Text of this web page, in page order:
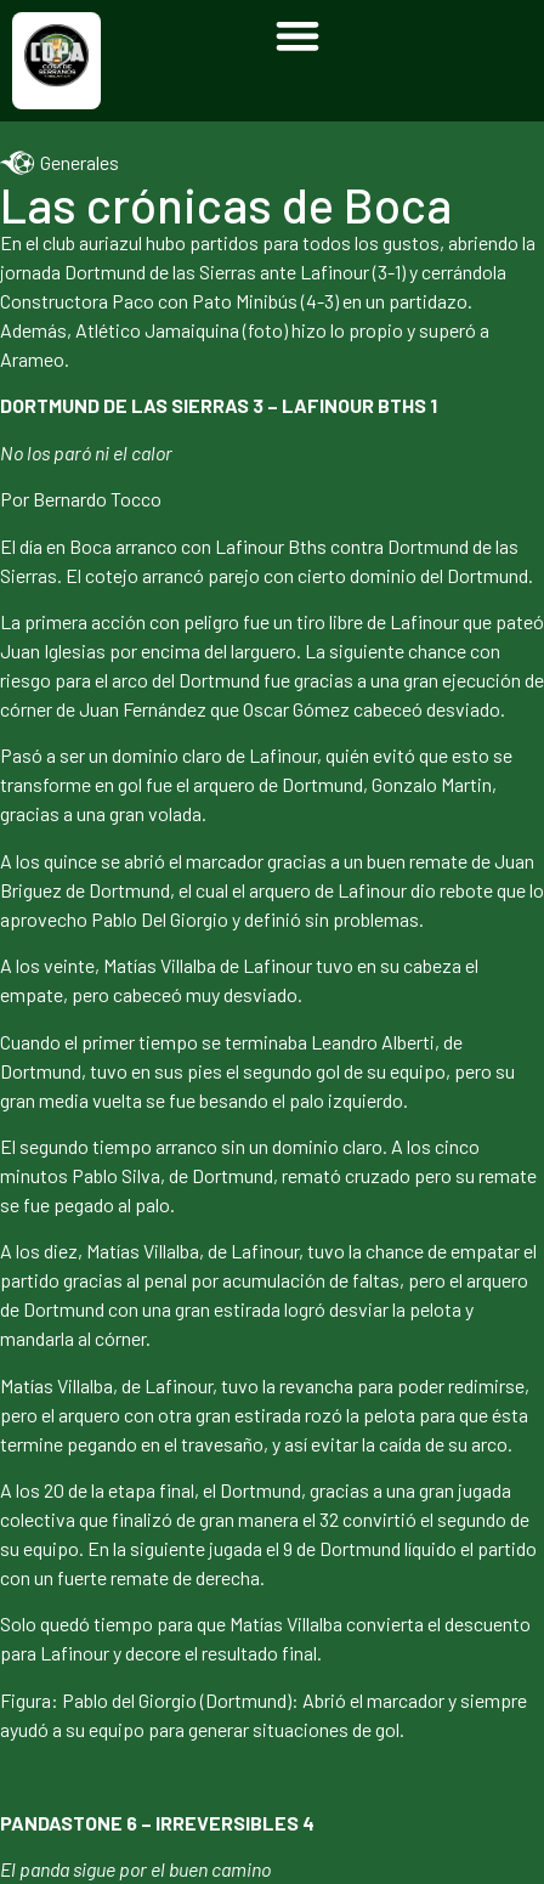
Generales
Las crónicas de Boca
En el club auriazul hubo partidos para todos los gustos, abriendo la
jornada Dortmund de las Sierras ante Lafinour (3-1) y cerrándola
Constructora Paco con Pato Minibús (4-3) en un partidazo.
Además, Atlético Jamaiquina (foto) hizo lo propio y superó a
Arameo.
DORTMUND DE LAS SIERRAS 3 – LAFINOUR BTHS 1
No los paró ni el calor
Por Bernardo Tocco
El día en Boca arranco con Lafinour Bths contra Dortmund de las
Sierras. El cotejo arrancó parejo con cierto dominio del Dortmund.
La primera acción con peligro fue un tiro libre de Lafinour que pateó
Juan Iglesias por encima del larguero. La siguiente chance con
riesgo para el arco del Dortmund fue gracias a una gran ejecución de
córner de Juan Fernández que Oscar Gómez cabeceó desviado.
Pasó a ser un dominio claro de Lafinour, quién evitó que esto se
transforme en gol fue el arquero de Dortmund, Gonzalo Martin,
gracias a una gran volada.
A los quince se abrió el marcador gracias a un buen remate de Juan
Briguez de Dortmund, el cual el arquero de Lafinour dio rebote que lo
aprovecho Pablo Del Giorgio y definió sin problemas.
A los veinte, Matías Villalba de Lafinour tuvo en su cabeza el
empate, pero cabeceó muy desviado.
Cuando el primer tiempo se terminaba Leandro Alberti, de
Dortmund, tuvo en sus pies el segundo gol de su equipo, pero su
gran media vuelta se fue besando el palo izquierdo.
El segundo tiempo arranco sin un dominio claro. A los cinco
minutos Pablo Silva, de Dortmund, remató cruzado pero su remate
se fue pegado al palo.
A los diez, Matías Villalba, de Lafinour, tuvo la chance de empatar el
partido gracias al penal por acumulación de faltas, pero el arquero
de Dortmund con una gran estirada logró desviar la pelota y
mandarla al córner.
Matías Villalba, de Lafinour, tuvo la revancha para poder redimirse,
pero el arquero con otra gran estirada rozó la pelota para que ésta
termine pegando en el travesaño, y así evitar la caída de su arco.
A los 20 de la etapa final, el Dortmund, gracias a una gran jugada
colectiva que finalizó de gran manera el 32 convirtió el segundo de
su equipo. En la siguiente jugada el 9 de Dortmund líquido el partido
con un fuerte remate de derecha.
Solo quedó tiempo para que Matías Villalba convierta el descuento
para Lafinour y decore el resultado final.
Figura: Pablo del Giorgio (Dortmund): Abrió el marcador y siempre
ayudó a su equipo para generar situaciones de gol.
PANDASTONE 6 – IRREVERSIBLES 4
El panda sigue por el buen camino